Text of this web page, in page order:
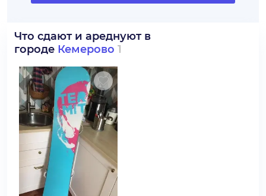
Что сдают и ареднуют в
городе Кемерово 1